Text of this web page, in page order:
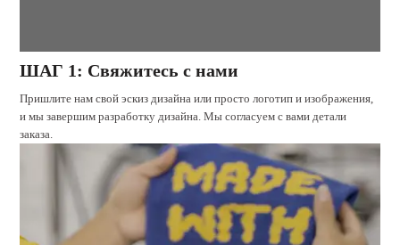
ШАГ 1: Свяжитесь с нами
Пришлите нам свой эскиз дизайна или просто логотип и изображения,
и мы завершим разработку дизайна. Мы согласуем с вами детали
заказа.